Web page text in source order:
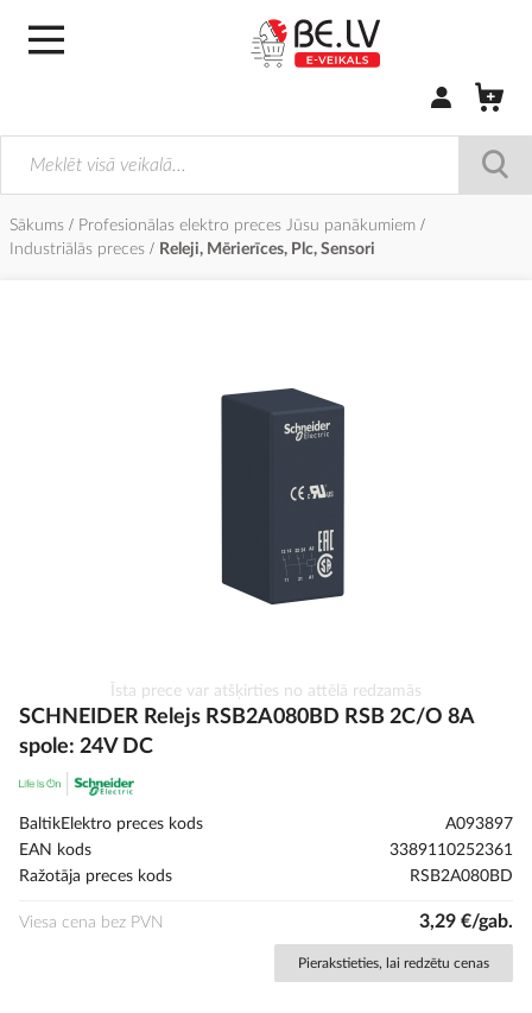
Pierakstīties/
Sākums
Profesionālas elektro preces Jūsu panākumiem
Industriālās preces
Releji, Mērierīces, Plc, Sensori
uz
galerijas
sākumu
Īsta prece var atšķirties no attēlā redzamās
SCHNEIDER Relejs RSB2A080BD RSB 2C/O 8A
spole: 24V DC
BaltikElektro preces kods
A093897
EAN kods
3389110252361
Ražotāja preces kods
RSB2A080BD
Viesa cena bez PVN 3,29 €/gab.
Pierakstieties, lai redzētu cenas